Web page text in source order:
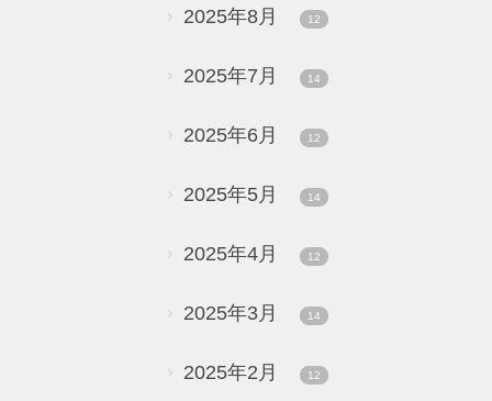
2025年8月 12
2025年7月 14
2025年6月 12
2025年5月 14
2025年4月 12
2025年3月 14
2025年2月 12